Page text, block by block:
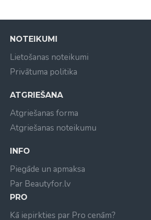
NOTEIKUMI
Lietošanas noteikumi
Privātuma politika
ATGRIEŠANA
Atgriešanas forma
Atgriešanas noteikumu
INFO
Piegāde un apmaksa
Par Beautyfor.lv
PRO
Kā iepirkties par Pro cenām?